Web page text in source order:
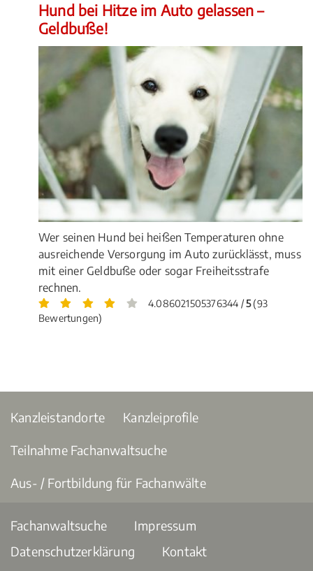
Hund bei Hitze im Auto gelassen –
Geldbuße!
Wer seinen Hund bei heißen Temperaturen ohne
ausreichende Versorgung im Auto zurücklässt, muss
mit einer Geldbuße oder sogar Freiheitsstrafe
rechnen.
4.086021505376344 /5(93
Bewertungen)
Kanzleistandorte Kanzleiprofile
Teilnahme Fachanwaltsuche
Aus- / Fortbildung für Fachanwälte
Fachanwaltsuche
Impressum
Datenschutzerklärung
Kontakt